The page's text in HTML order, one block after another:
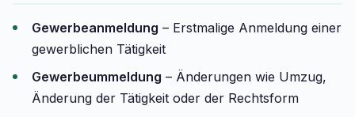
Gewerbeanmeldung – Erstmalige Anmeldung einer
gewerblichen Tätigkeit
Gewerbeummeldung – Änderungen wie Umzug,
Änderung der Tätigkeit oder der Rechtsform